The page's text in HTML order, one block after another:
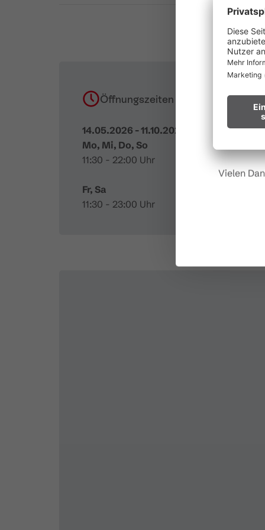
Öffnungszeiten
14.05.2026 - 11.10.2026
Mo, Mi, Do, So
11:30 - 22:00 Uhr
Fr, Sa
11:30 - 23:00 Uhr
Wir
Hinweis
Vielen